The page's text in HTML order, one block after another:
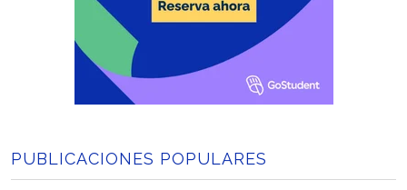
PUBLICACIONES POPULARES